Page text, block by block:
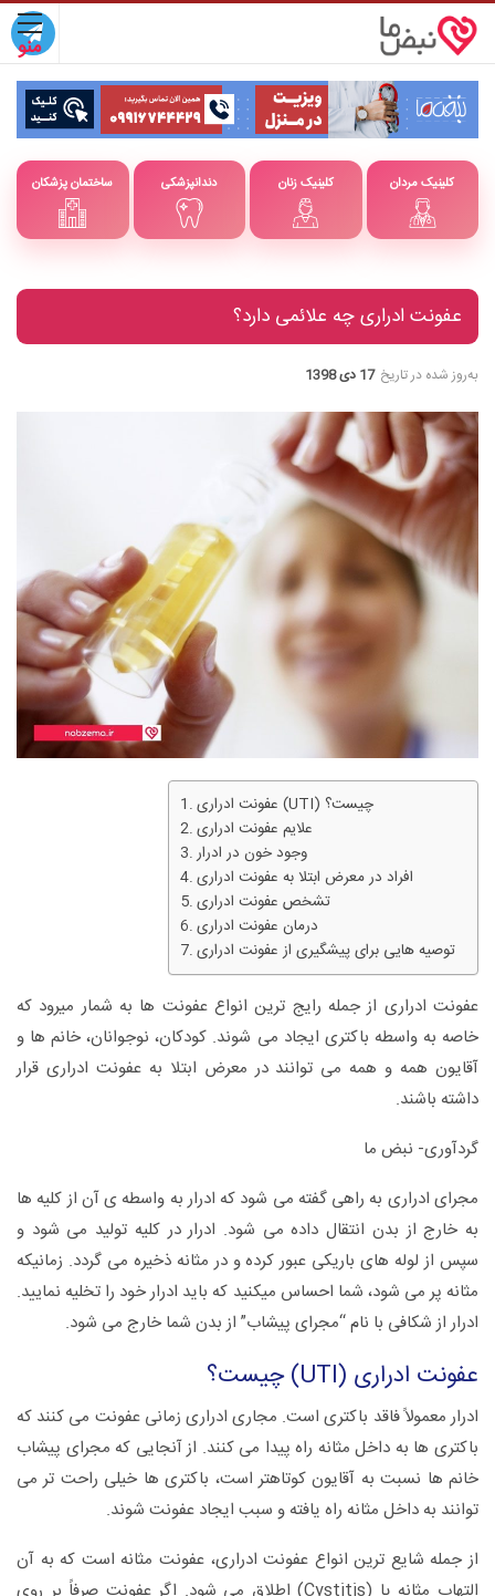
ساختمان پزشکان دندانپزشکی کلینیک زنان کلینیک مردان
عفونت ادراری چه علائمی دارد؟
به‌روز شده در تاریخ 17 دی 1398
عفونت ادراری (UTI) چیست؟
علایم عفونت ادراری
وجود خون در ادرار
افراد در معرض ابتلا به عفونت ادراری
تشخص عفونت ادراری
درمان عفونت‌ ادراری
توصیه هایی برای پیشگیری از عفونت ادراری
عفونت ادراری از جمله رایج ترین انواع عفونت ها به شمار میرود که
خاصه به واسطه باکتری ایجاد می شوند. کودکان، نوجوانان، خانم ها و
آقایون همه و همه می توانند در معرض ابتلا به عفونت ادراری قرار
داشته باشند.
گردآوری- نبض ما
مجرای ادراری به راهی گفته می شود که ادرار به واسطه ی آن از کلیه ها
به خارج از بدن انتقال داده می شود. ادرار در کلیه تولید می شود و
سپس از لوله های باریکی عبور کرده و در مثانه ذخیره می گردد. زمانیکه
مثانه پر می شود، شما احساس میکنید که باید ادرار خود را تخلیه نمایید.
ادرار از شکافی با نام “مجرای پیشاب” از بدن شما خارج می شود.
عفونت ادراری (UTI) چیست؟
ادرار معمولاً فاقد باکتری است. مجاری ادراری زمانی عفونت می کنند که
باکتری ها به داخل مثانه راه پیدا می کنند. از آنجایی که مجرای پیشاب
خانم ها نسبت به آقایون کوتاهتر است، باکتری ها خیلی راحت تر می
توانند به داخل مثانه راه یافته و سبب ایجاد عفونت شوند.
از جمله شایع ترین انواع عفونت ادراری، عفونت مثانه است که به آن